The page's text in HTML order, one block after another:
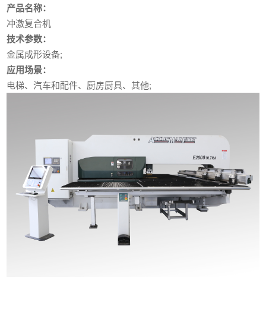
产品名称：
冲激复合机
技术参数：
金属成形设备;
应用场景：
电梯、汽车和配件、厨房厨具、其他;